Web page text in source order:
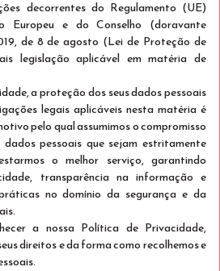
nos.
220 046 590
decorrentes do Regulamento (UE)
Europeu e do Conselho (doravante
de 8 de agosto (Lei de Proteção de
legislação aplicável em matéria de
a proteção dos seus dados pessoais
legais aplicáveis nesta matéria é
pelo qual assumimos o compromisso
pessoais que sejam estritamente
o melhor serviço, garantindo
transparência na informação e
no domínio da segurança e da
a nossa Política de Privacidade,
direitos e da forma como recolhemos e